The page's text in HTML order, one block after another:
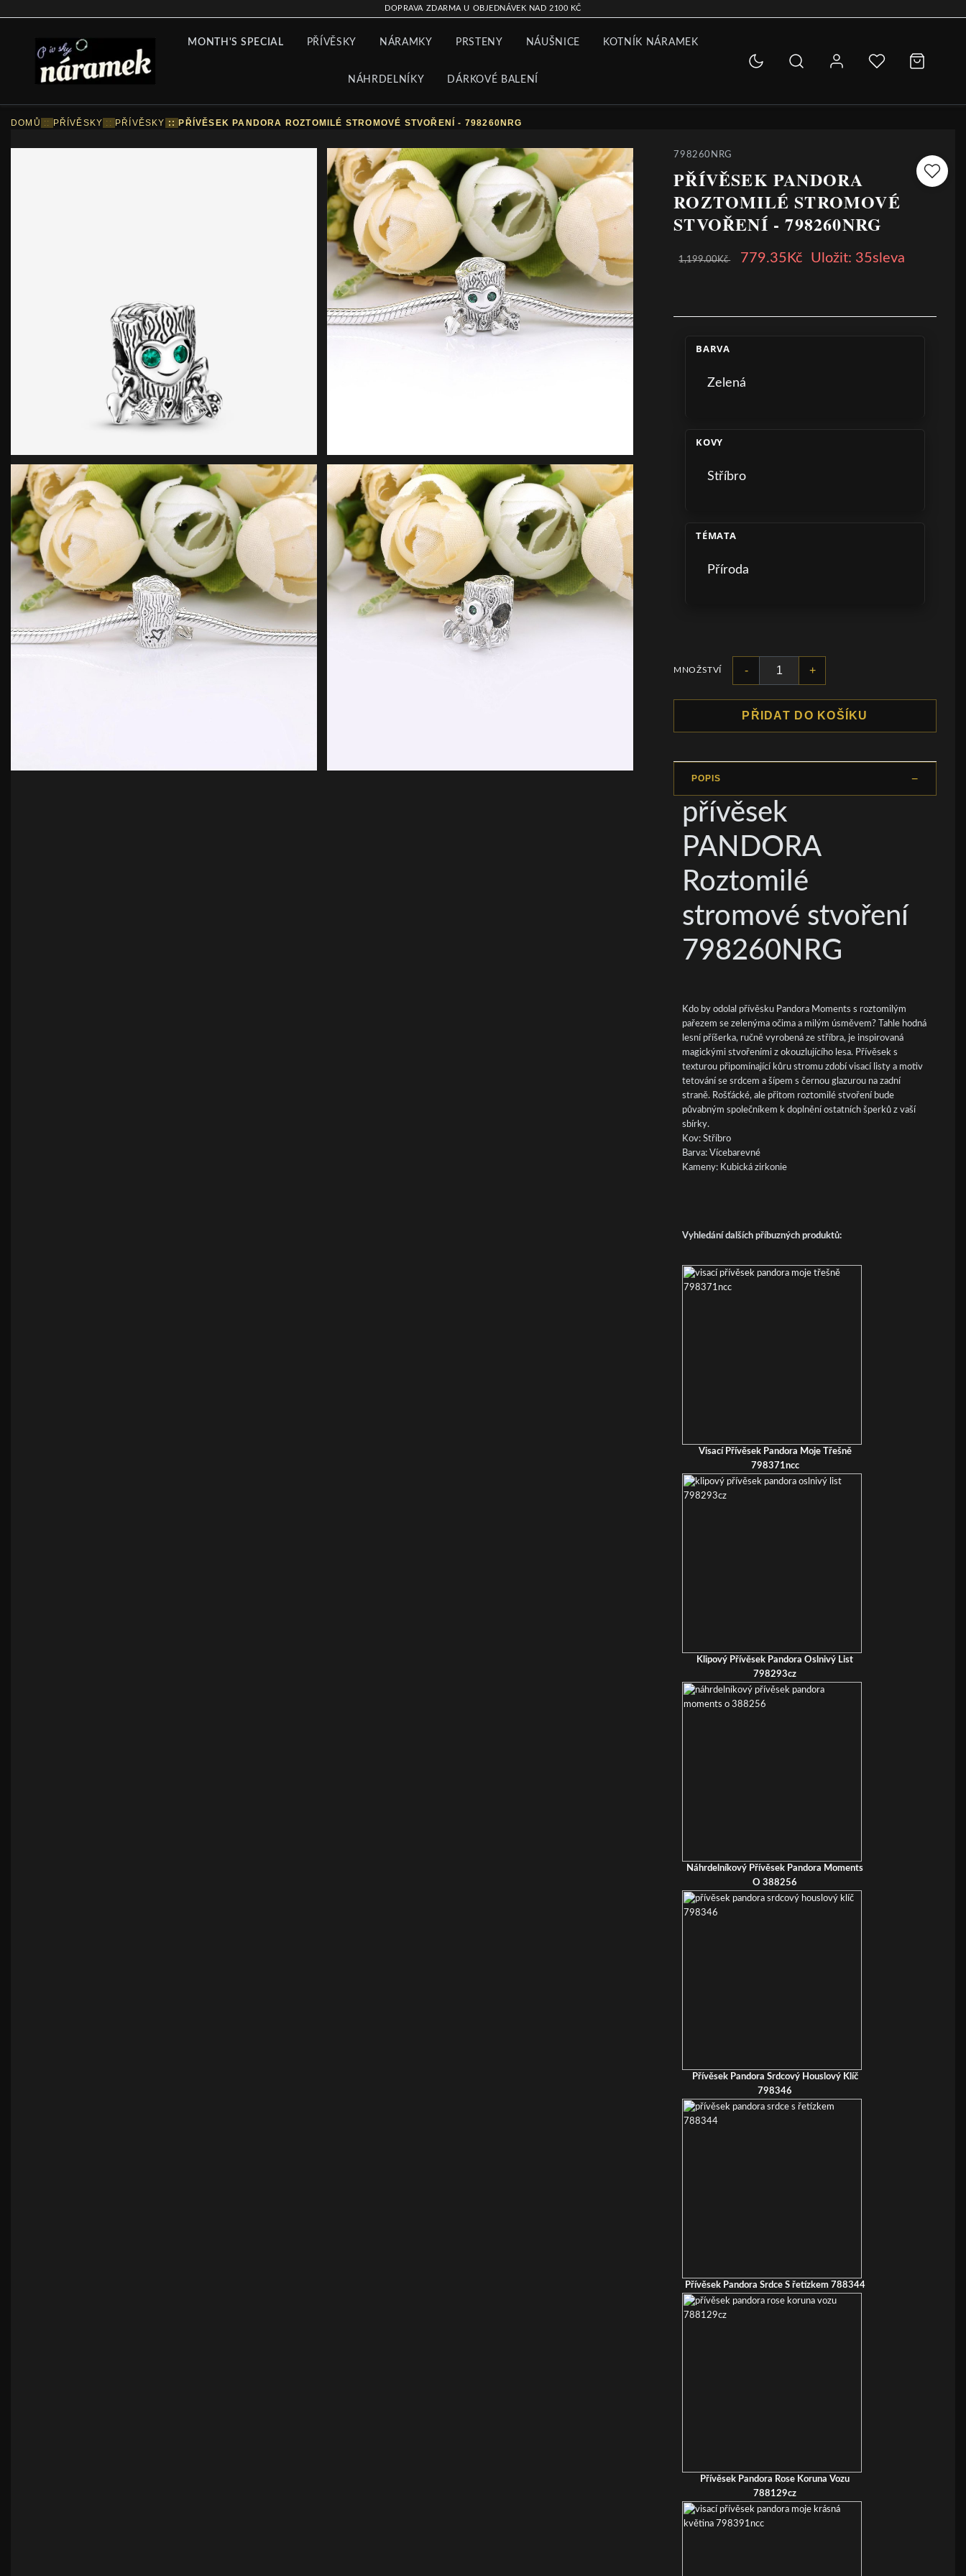
DOPRAVA ZDARMA U OBJEDNÁVEK NAD 2100 KČ
MONTH'S SPECIAL PŘÍVĚSKY NÁRAMKY PRSTENY NÁUŠNICE KOTNÍK NÁRAMEK
NÁHRDELNÍKY DÁRKOVÉ BALENÍ
DOMŮ :: PŘÍVĚSKY :: PŘÍVĚSKY :: PŘÍVĚSEK PANDORA ROZTOMILÉ STROMOVÉ STVOŘENÍ - 798260NRG
798260NRG
PŘÍVĚSEK PANDORA
ROZTOMILÉ STROMOVÉ
STVOŘENÍ - 798260NRG
1,199.00Kč 779.35Kč Uložit: 35sleva
BARVA
Zelená
KOVY
Stříbro
TÉMATA
Příroda
MNOŽSTVÍ - +
PŘIDAT DO KOŠÍKU
POPIS
přívěsek
PANDORA
Roztomilé
stromové stvoření
798260NRG
Kdo by odolal přívěsku Pandora Moments s roztomilým
pařezem se zelenýma očima a milým úsměvem? Tahle hodná
lesní příšerka, ručně vyrobená ze stříbra, je inspirovaná
magickými stvořeními z okouzlujícího lesa. Přívěsek s
texturou připomínající kůru stromu zdobí visací listy a motiv
tetování se srdcem a šípem s černou glazurou na zadní
straně. Rošťácké, ale přitom roztomilé stvoření bude
půvabným společníkem k doplnění ostatních šperků z vaší
sbírky.
Kov: Stříbro
Barva: Vícebarevné
Kameny: Kubická zirkonie
Vyhledání dalších příbuzných produktů:
Visací Přívěsek Pandora Moje Třešně
798371ncc
Klipový Přívěsek Pandora Oslnivý List
798293cz
Náhrdelníkový Přívěsek Pandora Moments
O 388256
Přívěsek Pandora Srdcový Houslový Klíč
798346
Přívěsek Pandora Srdce S řetízkem 788344
Přívěsek Pandora Rose Koruna Vozu
788129cz